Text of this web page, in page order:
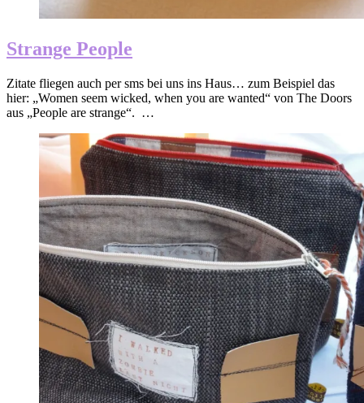
Strange People
Zitate fliegen auch per sms bei uns ins Haus… zum Beispiel das
hier: „Women seem wicked, when you are wanted“ von The Doors
aus „People are strange“. …